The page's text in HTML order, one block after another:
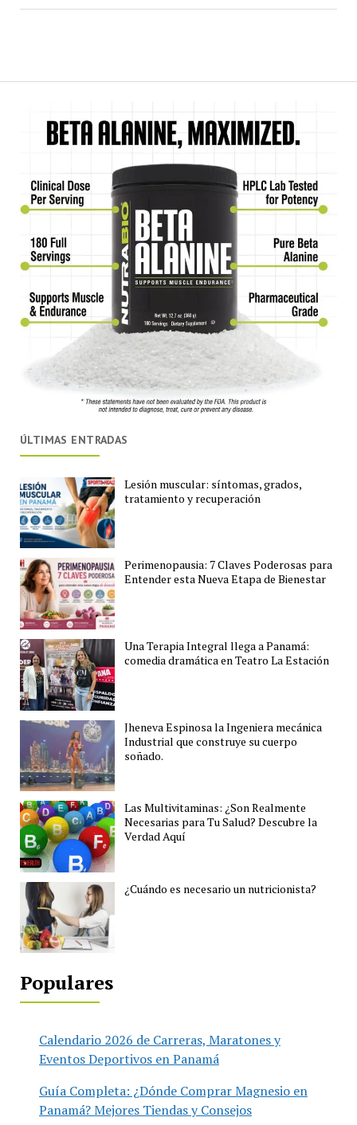
ÚLTIMAS ENTRADAS
Lesión muscular: síntomas, grados,
tratamiento y recuperación
Perimenopausia: 7 Claves Poderosas para
Entender esta Nueva Etapa de Bienestar
Una Terapia Integral llega a Panamá:
comedia dramática en Teatro La Estación
Jheneva Espinosa la Ingeniera mecánica
Industrial que construye su cuerpo
soñado.
Las Multivitaminas: ¿Son Realmente
Necesarias para Tu Salud? Descubre la
Verdad Aquí
¿Cuándo es necesario un nutricionista?
Populares
Calendario 2026 de Carreras, Maratones y
Eventos Deportivos en Panamá
Guía Completa: ¿Dónde Comprar Magnesio en
Panamá? Mejores Tiendas y Consejos